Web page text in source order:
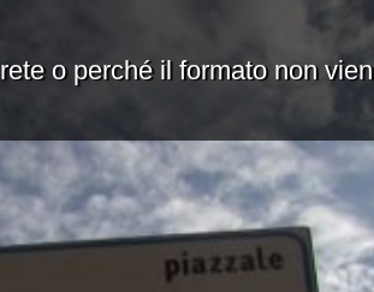
o perché il formato non